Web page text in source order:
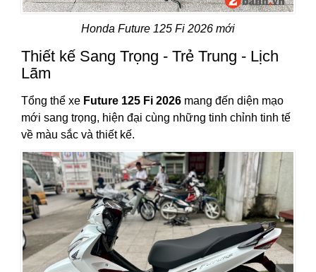
Honda Future 125 Fi 2026 mới
Thiết kế Sang Trọng - Trẻ Trung - Lịch
Lãm
Tổng thể xe Future 125 Fi 2026 mang đến diện mạo
mới sang trọng, hiện đại cùng những tinh chỉnh tinh tế
về màu sắc và thiết kế.